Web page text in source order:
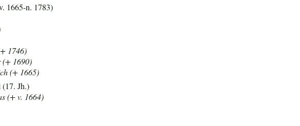
1665-n. 1783)
1746)
(+ 1690)
(+ 1665)
(17. Jh.)
(+ v. 1664)